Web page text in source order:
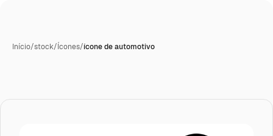
Início/stock/Ícones/ícone de automotivo